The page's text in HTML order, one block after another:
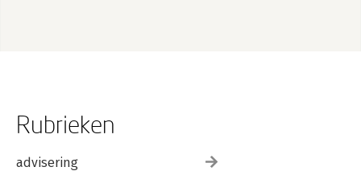
Rubrieken
advisering